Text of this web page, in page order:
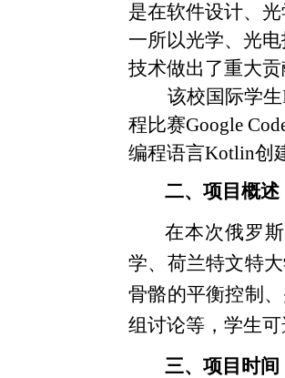
是在软件设计、
一所以光学、光
技术做出了重大贡
该校国际学生
程比赛Google
编程语言Kotlin创
二、 项目概述
在本次俄罗
学、荷兰特文特
骨骼的平衡控制
组讨论等，学生可
三、项目时间